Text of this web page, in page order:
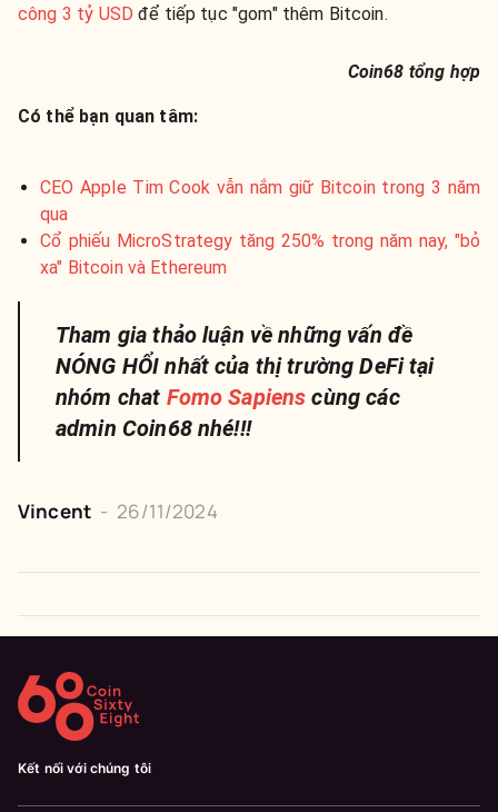
công 3 tỷ USD để tiếp tục "gom" thêm Bitcoin.
Coin68 tổng hợp
Có thể bạn quan tâm:
CEO Apple Tim Cook vẫn nắm giữ Bitcoin trong 3 năm
qua
​​Cổ phiếu MicroStrategy tăng 250% trong năm nay, "bỏ
xa" Bitcoin và Ethereum
Tham gia thảo luận về những vấn đề
NÓNG HỔI nhất của thị trường DeFi tại
nhóm chat Fomo Sapiens cùng các
admin Coin68 nhé!!!
Vincent - 26/11/2024
Kết nối với chúng tôi